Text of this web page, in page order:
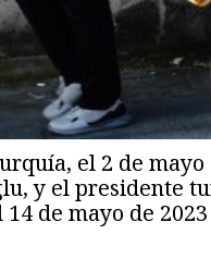
el 2 de
y el presidente
de mayo de 2023